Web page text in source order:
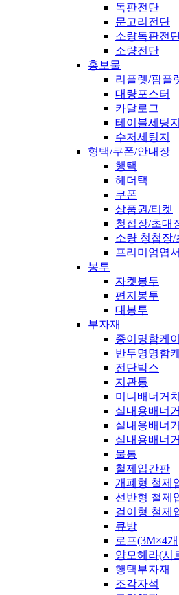
독판전단
문고리전단
소량독판전
소량전단
홍보물
리플렛/팜플
대량포스터
카달로그
테이블세팅지
수저세팅지
형택/쿠폰/안내장
행택
헤더택
쿠폰
상품권/티켓
청접장/초대
소량 청첩장/
프리미엄엽서
봉투
자켓봉투
편지봉투
대봉투
부자재
종이명함케
반투명명함
전단박스
지관통
미니배너거
실내용배너
실내용배너
실내용배너
물통
철제입간판
개폐형 철제
선반형 철제
걸이형 철제
큐방
로프(3M×4
양모헤라(시
행택부자재
조각자석